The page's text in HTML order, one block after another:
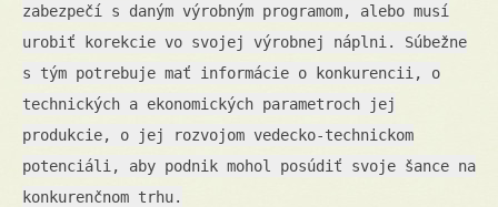
zabezpečí s daným výrobným programom, alebo musí
urobiť korekcie vo svojej výrobnej náplni. Súbežne
s tým potrebuje mať informácie o konkurencii, o
technických a ekonomických parametroch jej
produkcie, o jej rozvojom vedecko-technickom
potenciáli, aby podnik mohol posúdiť svoje šance na
konkurenčnom trhu.